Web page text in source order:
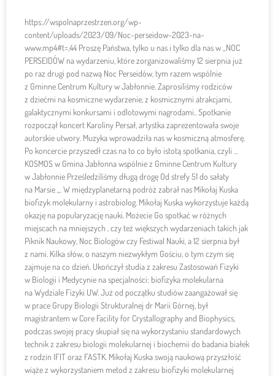
https://wspolnaprzestrzen.org/wp-
content/uploads/2023/09/Noc-perseidow-2023-na-
www.mp4#t=,44 Proszę Państwa, tylko u nas i tylko dla nas w „NOC
PERSEIDÓW na wydarzeniu, które zorganizowaliśmy 12 sierpnia już
po raz drugi pod nazwą Noc Perseidów, tym razem wspólnie
z Gminne Centrum Kultury w Jabłonnie. Zaprosiliśmy rodziców
z dziećmi na kosmiczne wydarzenie, z kosmicznymi atrakcjami,
galaktycznymi konkursami i odlotowymi nagrodami.. Spotkanie
rozpoczął koncert Karoliny Persał, artystka zaprezentowała swoje
autorskie utwory. Muzyka wprowadziła nas w kosmiczną atmosferę.
Po koncercie przyszedł czas na to co było istotą spotkania, czyli …
KOSMOS w Gmina Jabłonna wspólnie z Gminne Centrum Kultury
w Jabłonnie Prześledziliśmy długą drogę Od strefy 51 do sałaty
na Marsie „. W międzyplanetarną podróż zabrał nas Mikołaj Kuska
biofizyk molekularny i astrobiolog. Mikołaj Kuska wykorzystuje każdą
okazję na popularyzację nauki. Możecie Go spotkać w różnych
miejscach na mniejszych , czy też większych wydarzeniach takich jak
Piknik Naukowy, Noc Biologów czy Festiwal Nauki, a 12 sierpnia był
z nami. Kilka słów, o naszym niezwykłym Gościu, o tym czym się
zajmuje na co dzień. Ukończył studia z zakresu Zastosowań Fizyki
w Biologii i Medycynie na specjalności: biofizyka molekularna
na Wydziale Fizyki UW. Już od początku studiów zaangażował się
w prace Grupy Biologii Strukturalnej dr Marii Górnej, był
magistrantem w Core Facility for Crystallography and Biophysics,
podczas swojej pracy skupiał się na wykorzystaniu standardowych
technik z zakresu biologii molekularnej i biochemii do badania białek
z rodzin IFIT oraz FASTK. Mikołaj Kuska swoją naukową przyszłość
wiąże z wykorzystaniem metod z zakresu biofizyki molekularnej